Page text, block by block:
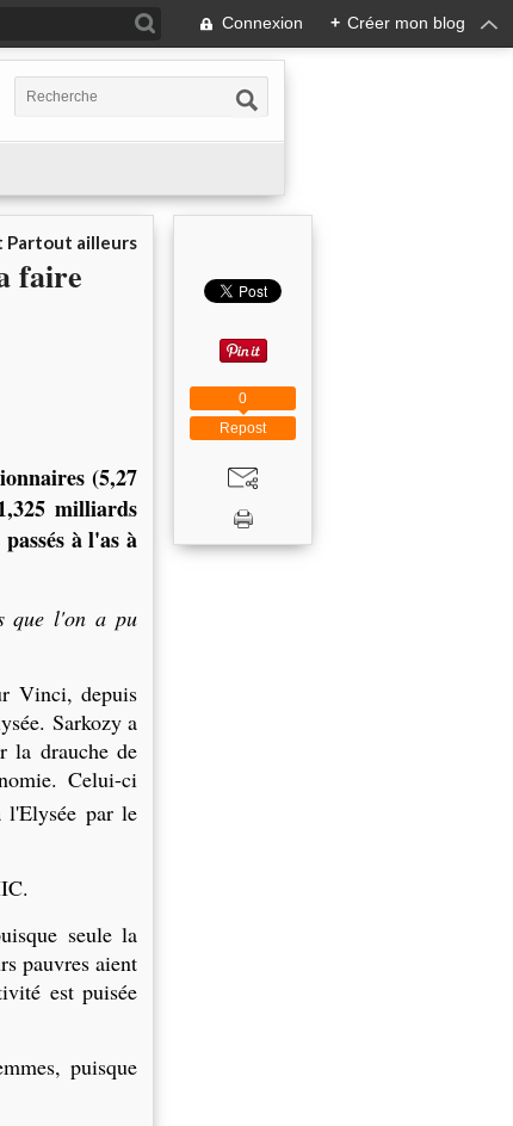
Connexion + Créer mon blog
Partout ailleurs
faire
(5,27
milliards
à l'as à
que l'on a pu
Vinci, depuis
Sarkozy a
la drauche de
Celui-ci
l'Elysée par le
seule la
pauvres aient
est puisée
puisque
Repost
0